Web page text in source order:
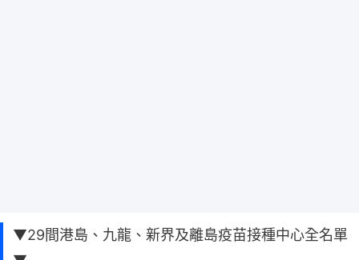
▼29間港島、九龍、新界及離島疫苗接種中心全名單